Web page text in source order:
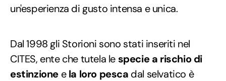
un'esperienza di gusto intensa e unica.
Dal 1998 gli Storioni sono stati inseriti nel
CITES, ente che tutela le specie a rischio di
estinzione ela loro pesca dal selvatico è